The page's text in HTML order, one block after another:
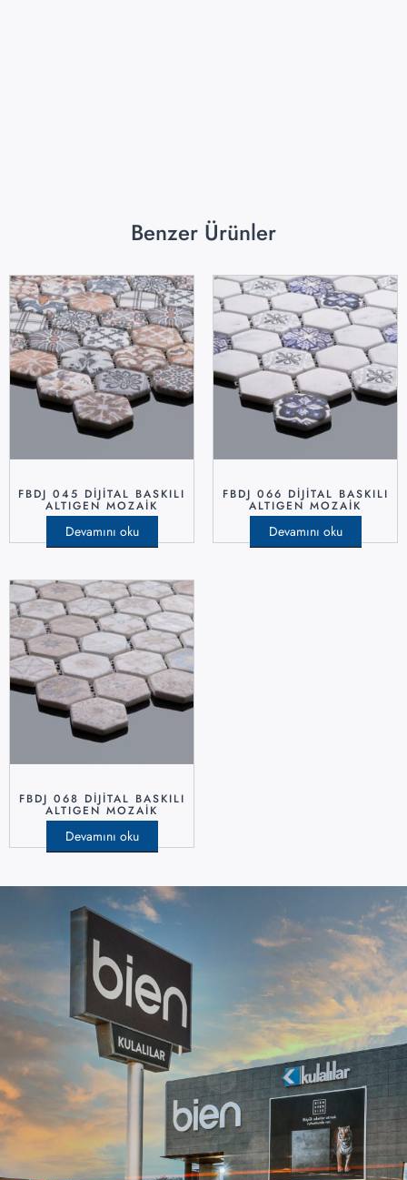
Benzer Ürünler
FBDJ 045 DIJITAL BASKILI
ALTIGEN MOZAIK
Devamını oku
FBDJ 066 DIJITAL BASKILI
ALTIGEN MOZAIK
Devamını oku
FBDJ 068 DIJITAL BASKILI
ALTIGEN MOZAIK
Devamını oku